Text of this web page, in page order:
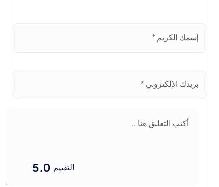
التقييم 5.0